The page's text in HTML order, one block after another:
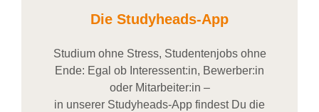
Die Studyheads-App
Studium ohne Stress, Studentenjobs ohne
Ende: Egal ob Interessent:in, Bewerber:in
oder Mitarbeiter:in –
in unserer Studyheads-App findest Du die